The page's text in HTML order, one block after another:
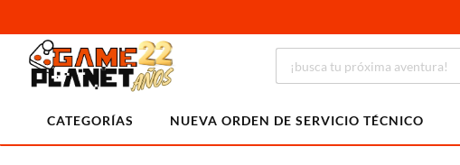
CATEGORÍAS NUEVA ORDEN DE SERVICIO TÉCNICO